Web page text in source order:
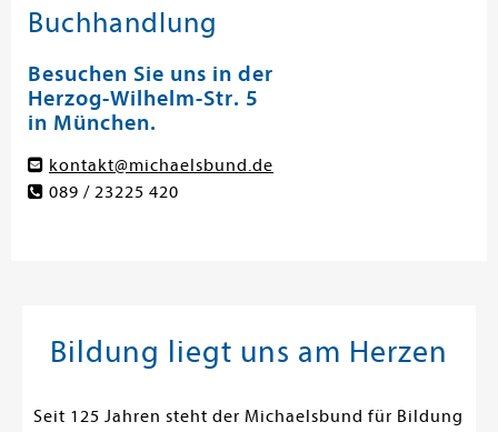
Buchhandlung
Besuchen Sie uns in der
Herzog-Wilhelm-Str. 5
in München.
kontakt@michaelsbund.de
089 / 23225 420
Bildung liegt uns am Herzen
Seit 125 Jahren steht der Michaelsbund für Bildung